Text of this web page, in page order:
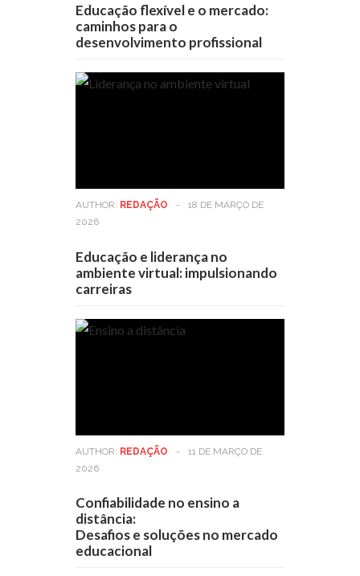
Educação flexível e o mercado:
caminhos para o
desenvolvimento profissional
AUTHOR: REDAÇÃO -
18 DE MARÇO DE
2026
Educação e liderança no
ambiente virtual: impulsionando
carreiras
AUTHOR: REDAÇÃO -
11 DE MARÇO DE
2026
Confiabilidade no ensino a
distância:
Desafios e soluções no mercado
educacional